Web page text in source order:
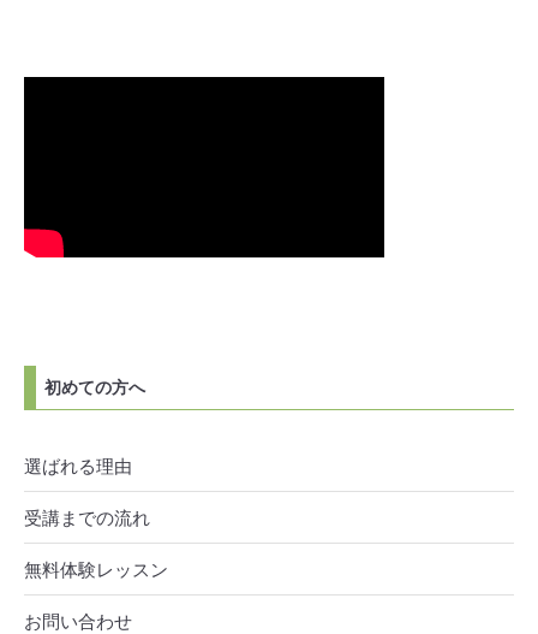
初めての方へ
選ばれる理由
受講までの流れ
無料体験レッスン
お問い合わせ